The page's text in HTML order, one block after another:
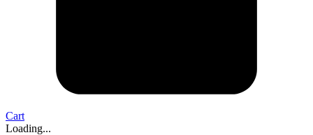
Cart
Loading...